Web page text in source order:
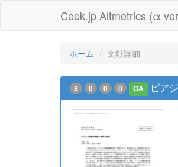
Ceek.jp Altmetrics (α
ホーム 文献詳細
8 0 0 0 OA ピア